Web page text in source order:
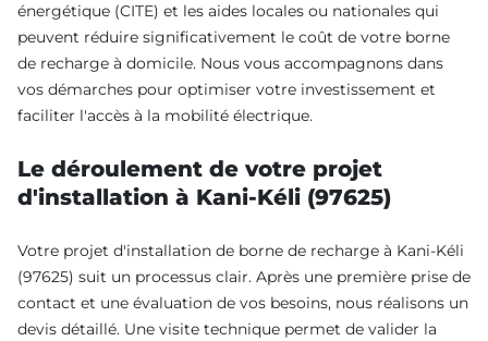
énergétique (CITE) et les aides locales ou nationales qui
peuvent réduire significativement le coût de votre borne
de recharge à domicile. Nous vous accompagnons dans
vos démarches pour optimiser votre investissement et
faciliter l'accès à la mobilité électrique.
Le déroulement de votre projet
d'installation à Kani-Kéli (97625)
Votre projet d'installation de borne de recharge à Kani-Kéli
(97625) suit un processus clair. Après une première prise de
contact et une évaluation de vos besoins, nous réalisons un
devis détaillé. Une visite technique permet de valider la